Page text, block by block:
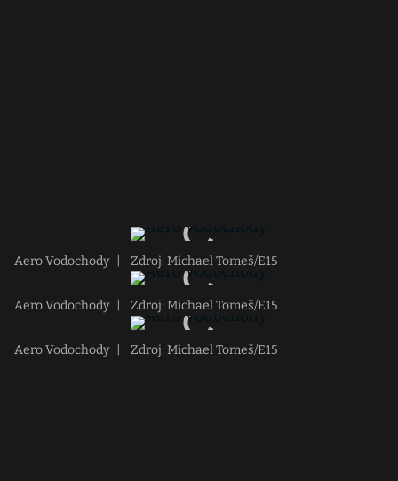
Aero Vodochody Zdroj: Michael Tomeš/E15
Aero Vodochody Zdroj: Michael Tomeš/E15
Aero Vodochody Zdroj: Michael Tomeš/E15